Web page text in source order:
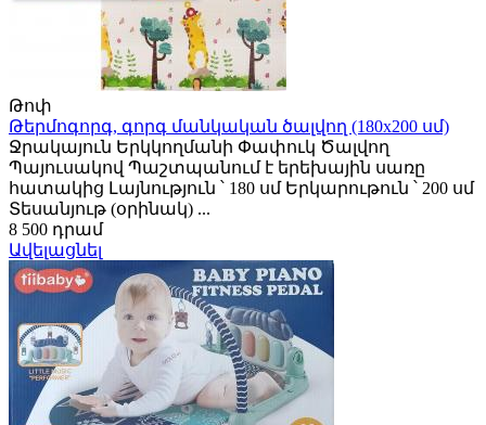
Թոփ
Թերմոգորգ, գորգ մանկական ծալվող (180x200 սմ)
Ջրակայուն Երկկողմանի Փափուկ Ծալվող
Պայուսակով Պաշտպանում է երեխային սառը
հատակից Լայնություն ՝ 180 սմ Երկարութուն ՝ 200 սմ
Տեսանյութ (օրինակ) ...
8 500 դրամ
Ավելացնել